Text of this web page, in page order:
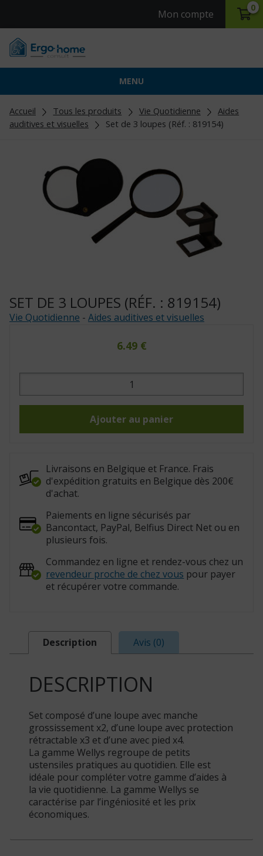
Mon compte
0
MENU
Accueil Tous les produits Vie Quotidienne
Aides
auditives et visuelles
Set de 3 loupes (Réf. : 819154)
SET DE 3 LOUPES (RÉF. : 819154)
Vie Quotidienne - Aides auditives et visuelles
6.49 €
quantité
Set
:
Ajouter au panier
Livraisons en Belgique et France. Frais
d'expédition gratuits en Belgique dès 200€
d'achat.
Paiements en ligne sécurisés par
Bancontact, PayPal, Belfius Direct Net ou en
plusieurs fois.
Commandez en ligne et rendez-vous chez un
revendeur proche de chez vous pour payer
et récupérer votre commande.
Description Avis (0)
DESCRIPTION
Set composé d’une loupe avec manche
grossissement x2, d’une loupe avec protection
rétractable x3 et d’une avec pied x4.
La gamme Wellys regroupe de petits
ustensiles pratiques au quotidien. Elle est
idéale pour compléter votre gamme d’aides à
la vie quotidienne. La gamme Wellys se
caractérise par l’ingéniosité et les prix
économiques.